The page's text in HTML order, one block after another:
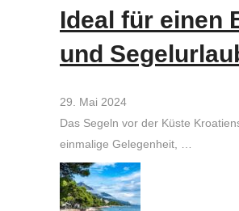
Ideal für einen
und
29. Mai 2024
Das Segeln vor der Küste
einmalige Gelegenheit, …